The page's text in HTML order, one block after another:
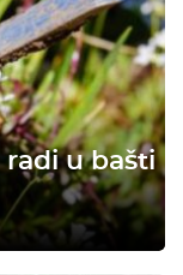
radi u bašti